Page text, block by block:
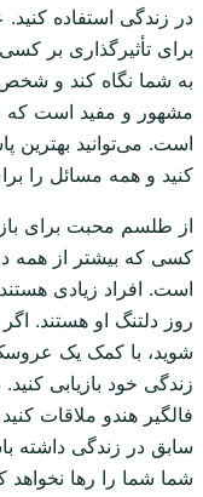
در زندگی استفاده
برای تأثیرگذاری بر
به شما نگاه کند و شخص
مشهور و مفید است که
است. می‌توانید بهترین
کنید و همه مسائل را
از طلسم محبت برای
کسی که بیشتر از همه
است. افراد زیادی
روز دلتنگ او هستند.
شوید، با کمک یک
زندگی خود بازیابی
فالگیر هندو ملاقات
سابق در زندگی داشته
شما شما را رها نخواهد